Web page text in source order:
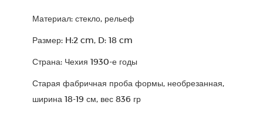
Материал: стекло, рельеф
Размер: H:2 cm, D: 18 cm
Страна: Чехия 1930-е годы
Старая фабричная проба формы, необрезанная,
ширина 18-19 см, вес 836 гр